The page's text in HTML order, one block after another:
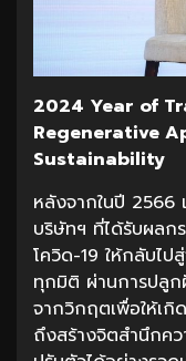
2024 Year of
Regenerative
Sustainability
หลังจากในปี 2566
บริษัทฯ ที่ได้รับผลก
โควิด-19 ให้กลับไป
ทุกมิติ ผ่านการปลูก
จากวิกฤตเพื่อให้เ
ถึงสร้างจิตสำนึกค